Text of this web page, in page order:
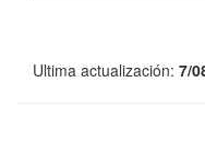
Ultima actualización: 7/